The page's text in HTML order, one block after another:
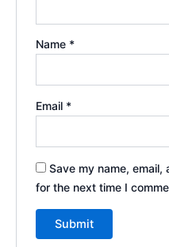
Name *
Email *
Save my name,
for the next time I